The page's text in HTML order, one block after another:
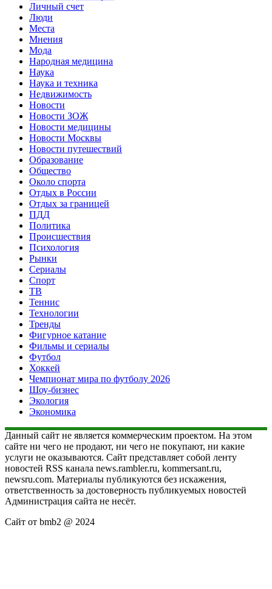
Личный счет
Люди
Места
Мнения
Мода
Народная медицина
Наука
Наука и техника
Недвижимость
Новости
Новости ЗОЖ
Новости медицины
Новости Москвы
Новости путешествий
Образование
Общество
Около спорта
Отдых в России
Отдых за границей
ПДД
Политика
Происшествия
Психология
Рынки
Сериалы
Спорт
ТВ
Теннис
Технологии
Тренды
Фигурное катание
Фильмы и сериалы
Футбол
Хоккей
Чемпионат мира по футболу 2026
Шоу-бизнес
Экология
Экономика
Данный сайт не является коммерческим проектом. На этом
сайте ни чего не продают, ни чего не покупают, ни какие
услуги не оказываются. Сайт представляет собой ленту
новостей RSS канала news.rambler.ru, kommersant.ru,
newsru.com. Материалы публикуются без искажения,
ответственность за достоверность публикуемых новостей
Администрация сайта не несёт.
Сайт от bmb2 @ 2024